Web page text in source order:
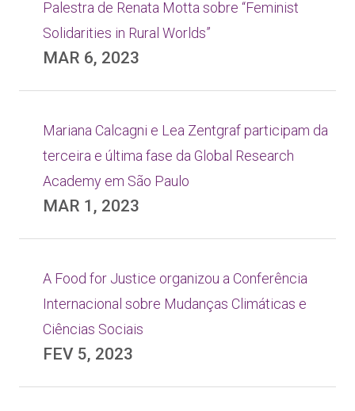
Palestra de Renata Motta sobre “Feminist
Solidarities in Rural Worlds”
MAR 6, 2023
Mariana Calcagni e Lea Zentgraf participam da
terceira e última fase da Global Research
Academy em São Paulo
MAR 1, 2023
A Food for Justice organizou a Conferência
Internacional sobre Mudanças Climáticas e
Ciências Sociais
FEV 5, 2023